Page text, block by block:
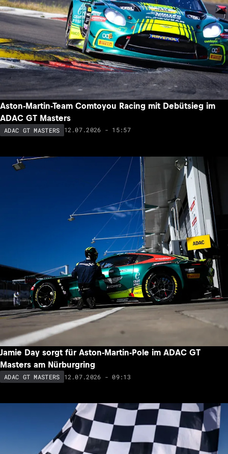
Aston-Martin-Team Comtoyou Racing mit Debütsieg im
ADAC GT Masters
ADAC GT MASTERS 12.07.2026 - 15:57
Jamie Day sorgt für Aston-Martin-Pole im ADAC GT
Masters am Nürburgring
ADAC GT MASTERS 12.07.2026 - 09:13